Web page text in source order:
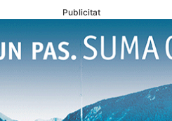
Publicitat